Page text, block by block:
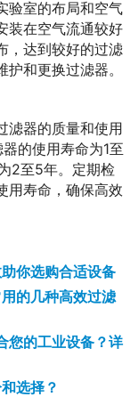
验室的布局和空气
装在空气流通较好
，达到较好的过滤
和更换过滤器。
滤器的质量和使用
的使用寿命为1至
2至5年。定期检
用寿命，确保高效
你选购合适设备
的几种高效过滤
您的工业设备？详
选择？